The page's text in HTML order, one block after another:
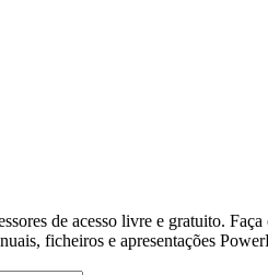
de acesso livre e gratuito.
ficheiros e apresentações